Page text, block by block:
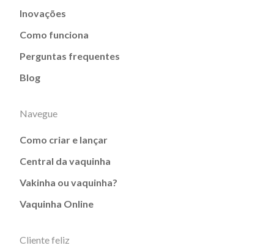
Inovações
Como funciona
Perguntas frequentes
Blog
Navegue
Como criar e lançar
Central da vaquinha
Vakinha ou vaquinha?
Vaquinha Online
Cliente feliz